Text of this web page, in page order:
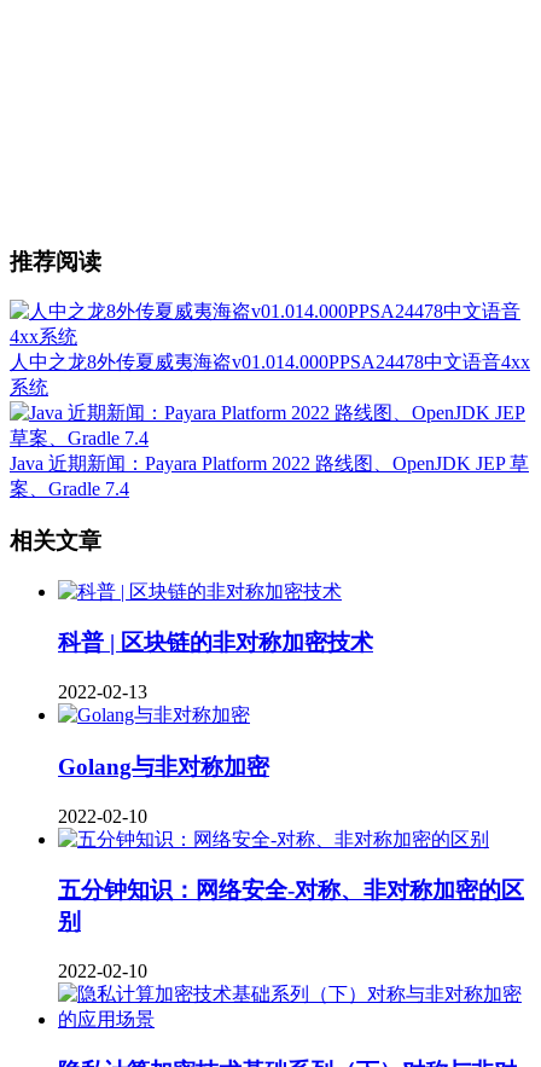
推荐阅读
人中之龙8外传夏威夷海盗v01.014.000PPSA24478中文语音4xx
系统
Java 近期新闻：Payara Platform 2022 路线图、OpenJDK JEP 草
案、Gradle 7.4
相关文章
科普 | 区块链的非对称加密技术
2022-02-13
Golang与非对称加密
2022-02-10
五分钟知识：网络安全-对称、非对称加密的区
别
2022-02-10